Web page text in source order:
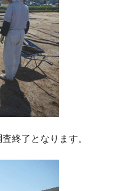
終了となります。